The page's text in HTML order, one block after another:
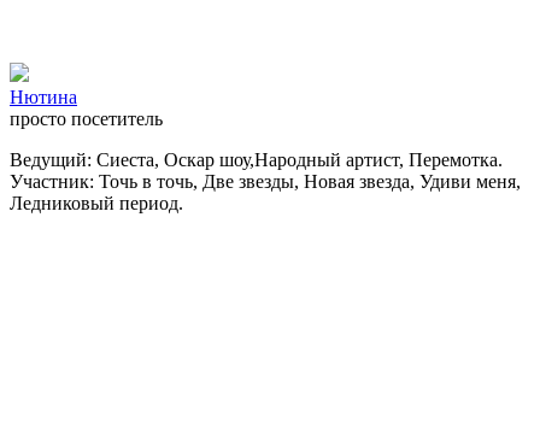
Нютина
просто посетитель
Ведущий: Сиеста, Оскар шоу,Народный артист, Перемотка.
Участник: Точь в точь, Две звезды, Новая звезда, Удиви меня,
Ледниковый период.